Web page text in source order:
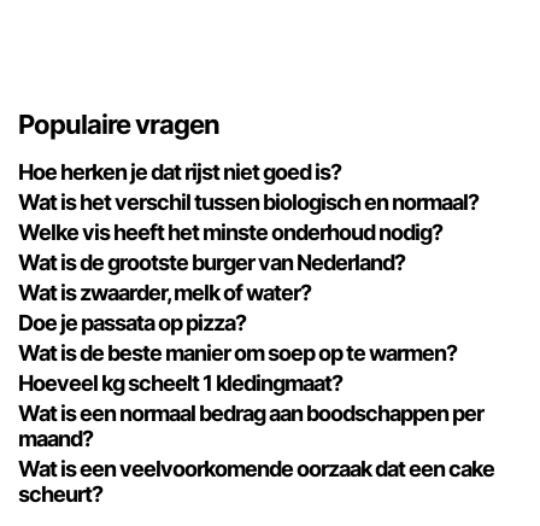
Populaire vragen
Hoe herken je dat rijst niet goed is?
Wat is het verschil tussen biologisch en normaal?
Welke vis heeft het minste onderhoud nodig?
Wat is de grootste burger van Nederland?
Wat is zwaarder, melk of water?
Doe je passata op pizza?
Wat is de beste manier om soep op te warmen?
Hoeveel kg scheelt 1 kledingmaat?
Wat is een normaal bedrag aan boodschappen per
maand?
Wat is een veelvoorkomende oorzaak dat een cake
scheurt?